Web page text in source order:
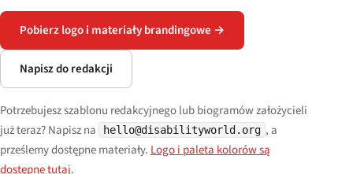
Pobierz logo i materiały brandingowe →
Napisz do redakcji
Potrzebujesz szablonu redakcyjnego lub biogramów założycieli
już teraz? Napisz na
hello@disabilityworld.org , a
prześlemy dostępne materiały. Logo i paleta kolorów są
dostępne tutaj.